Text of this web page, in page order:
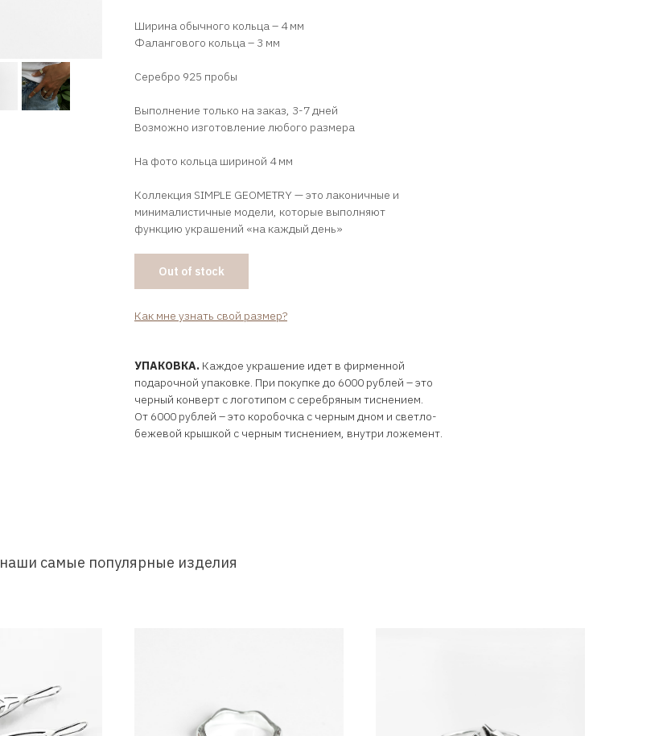
Ширина обычного кольца – 4 мм
Фалангового кольца – 3 мм
Серебро 925 пробы
Выполнение только на заказ, 3-7 дней
Возможно изготовление любого размера
На фото кольца шириной 4 мм
Коллекция SIMPLE GEOMETRY — это лаконичные и
минималистичные модели, которые выполняют
функцию украшений «на каждый день»
Out of stock
Как мне узнать свой размер?
УПАКОВКА. Каждое украшение идет в фирменной
подарочной упаковке. При покупке до 6000 рублей – это
черный конверт с логотипом с серебряным тиснением.
От 6000 рублей – это коробочка с черным дном и светло-
бежевой крышкой с черным тиснением, внутри ложемент.
наши самые популярные изделия